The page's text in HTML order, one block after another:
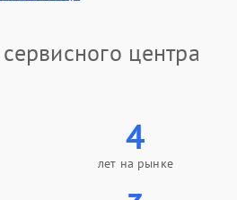
Подробнее →
Подробнее →
центра
4
лет на рынке